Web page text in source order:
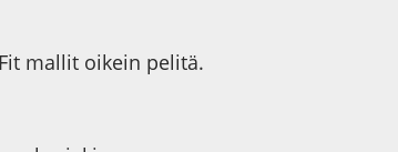
mallit oikein pelitä.